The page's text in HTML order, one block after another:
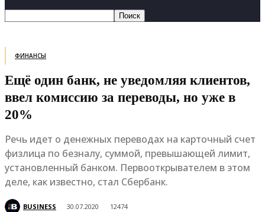
ФИНАНСЫ
Ещё один банк, не уведомляя клиентов,
ввел комиссию за переводы, но уже в
20%
Речь идет о денежных переводах на карточный счет
физлица по безналу, суммой, превышающей лимит,
установленный банком. Первооткрывателем в этом
деле, как известно, стал Сбербанк.
BUSINESS 30.07.2020 12474